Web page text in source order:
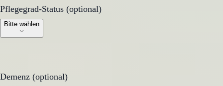
Pflegegrad-Status (optional)
Pflegegrad-Status (optional)
Bitte wählen
Demenz (optional)
Demenz (optional)